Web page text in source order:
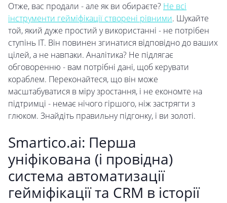
Отже, вас продали - але як ви обираєте? Не всі
інструменти гейміфікації створені рівними. Шукайте
той, який дуже простий у використанні - не потрібен
ступінь ІТ. Він повинен згинатися відповідно до ваших
цілей, а не навпаки. Аналітика? Не підлягає
обговоренню - вам потрібні дані, щоб керувати
кораблем. Переконайтеся, що він може
масштабуватися в міру зростання, і не економте на
підтримці - немає нічого гіршого, ніж застрягти з
глюком. Знайдіть правильну підгонку, і ви золоті.
Smartico.ai: Перша
уніфікована (і провідна)
система автоматизації
гейміфікації та CRM в історії